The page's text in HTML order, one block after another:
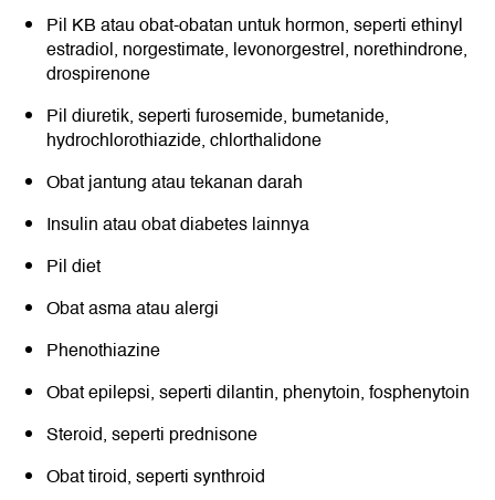
Pil KB atau obat-obatan untuk hormon, seperti ethinyl
estradiol, norgestimate, levonorgestrel, norethindrone,
drospirenone
Pil diuretik, seperti furosemide, bumetanide,
hydrochlorothiazide, chlorthalidone
Obat jantung atau tekanan darah
Insulin atau obat diabetes lainnya
Pil diet
Obat asma atau alergi
Phenothiazine
Obat epilepsi, seperti dilantin, phenytoin, fosphenytoin
Steroid, seperti prednisone
Obat tiroid, seperti synthroid